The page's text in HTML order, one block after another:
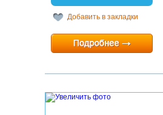
Добавить в закладки
Минимальный срок:1 суток
Расчетный час:13:00